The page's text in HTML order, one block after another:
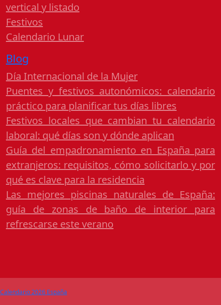
vertical y listado
Festivos
Calendario Lunar
Blog
Día Internacional de la Mujer
Puentes y festivos autonómicos: calendario
práctico para planificar tus días libres
Festivos locales que cambian tu calendario
laboral: qué días son y dónde aplican
Guía del empadronamiento en España para
extranjeros: requisitos, cómo solicitarlo y por
qué es clave para la residencia
Las mejores piscinas naturales de España:
guía de zonas de baño de interior para
refrescarse este verano
Calendario 2026 España